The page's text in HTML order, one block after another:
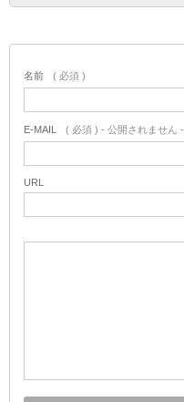
名前 ( 必須 )
E-MAIL ( 必須 ) - 公開されません -
URL